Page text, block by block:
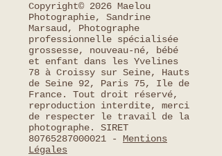
Copyright© 2026 Maelou
Photographie, Sandrine
Marsaud, Photographe
professionnelle spécialisée
grossesse, nouveau-né, bébé
et enfant dans les Yvelines
78 à Croissy sur Seine, Hauts
de Seine 92, Paris 75, Ile de
France. Tout droit réservé,
reproduction interdite, merci
de respecter le travail de la
photographe. SIRET
80765287000021 - Mentions
Légales